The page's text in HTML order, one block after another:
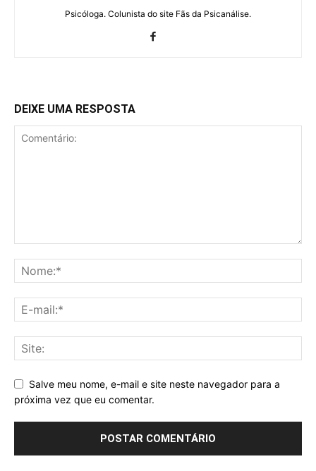
Psicóloga. Colunista do site Fãs da Psicanálise.
DEIXE UMA RESPOSTA
Salve meu nome, e-mail e site neste navegador para a
próxima vez que eu comentar.